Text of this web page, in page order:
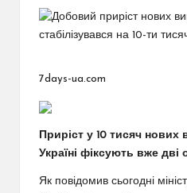
7days-ua.com
Приріст у 10 тисяч нових
Україні фіксують вже дві
Як повідомив сьогодні